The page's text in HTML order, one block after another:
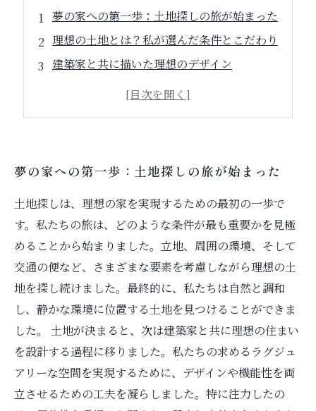
夢の家への第一歩：土地探しの旅が始まった
理想の土地とは？私が選んだ条件とこだわり
建築家と共に描いた理想のデザイン
ラグジュアリーな住まいのための工夫とは？
夢の家への第一歩：土地探しの旅が始まった
土地探しは、理想の家を実現するための最初の一歩で
す。私たちの旅は、どのような条件が最も重要かを見極
めることから始まりました。立地、周囲の環境、そして
交通の便など、さまざまな要素を考慮しながら理想の土
地を探し続けました。最終的に、私たちは自然と調和
し、静かな環境に位置する土地を見つけることができま
した。 土地が決まると、次は建築家と共に理想の住まい
を設計する過程に移りました。私たちの求めるラグジュ
アリーな空間を実現するために、デザインや機能性を両
立させるための工夫を凝らしました。特に注力したの